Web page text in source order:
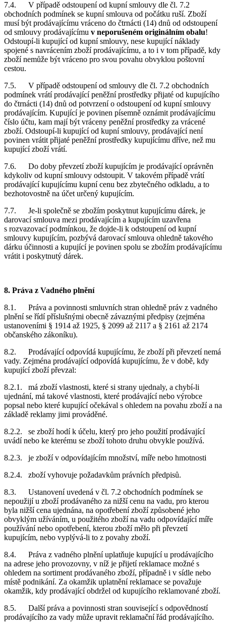
7.4. V případě odstoupení od kupní smlouvy dle čl. 7.2
obchodních podmínek se kupní smlouva od počátku ruší. Zboží
musí být prodávajícímu vráceno do čtrnácti (14) dnů od odstoupení
od smlouvy prodávajícímu v neporušeném originálním obalu!
Odstoupí-li kupující od kupní smlouvy, nese kupující náklady
spojené s navrácením zboží prodávajícímu, a to i v tom případě, kdy
zboží nemůže být vráceno pro svou povahu obvyklou poštovní
cestou.
7.5. V případě odstoupení od smlouvy dle čl. 7.2 obchodních
podmínek vrátí prodávající peněžní prostředky přijaté od kupujícího
do čtrnácti (14) dnů od potvrzení o odstoupení od kupní smlouvy
prodávajícím. Kupující je povinen písemně oznámit prodávajícímu
číslo účtu, kam mají být vráceny peněžní prostředky za vrácené
zboží. Odstoupí-li kupující od kupní smlouvy, prodávající není
povinen vrátit přijaté peněžní prostředky kupujícímu dříve, než mu
kupující zboží vrátí.
7.6. Do doby převzetí zboží kupujícím je prodávající oprávněn
kdykoliv od kupní smlouvy odstoupit. V takovém případě vrátí
prodávající kupujícímu kupní cenu bez zbytečného odkladu, a to
bezhotovostně na účet určený kupujícím.
7.7. Je-li společně se zbožím poskytnut kupujícímu dárek, je
darovací smlouva mezi prodávajícím a kupujícím uzavřena
s rozvazovací podmínkou, že dojde-li k odstoupení od kupní
smlouvy kupujícím, pozbývá darovací smlouva ohledně takového
dárku účinnosti a kupující je povinen spolu se zbožím prodávajícímu
vrátit i poskytnutý dárek.
8. Práva z Vadného plnění
8.1. Práva a povinnosti smluvních stran ohledně práv z vadného
plnění se řídí příslušnými obecně závaznými předpisy (zejména
ustanoveními § 1914 až 1925, § 2099 až 2117 a § 2161 až 2174
občanského zákoníku).
8.2. Prodávající odpovídá kupujícímu, že zboží při převzetí nemá
vady. Zejména prodávající odpovídá kupujícímu, že v době, kdy
kupující zboží převzal:
8.2.1. má zboží vlastnosti, které si strany ujednaly, a chybí-li
ujednání, má takové vlastnosti, které prodávající nebo výrobce
popsal nebo které kupující očekával s ohledem na povahu zboží a na
základě reklamy jimi prováděné.
8.2.2. se zboží hodí k účelu, který pro jeho použití prodávající
uvádí nebo ke kterému se zboží tohoto druhu obvykle používá.
8.2.3. je zboží v odpovídajícím množství, míře nebo hmotnosti
8.2.4. zboží vyhovuje požadavkům právních předpisů.
8.3. Ustanovení uvedená v čl. 7.2 obchodních podmínek se
nepoužijí u zboží prodávaného za nižší cenu na vadu, pro kterou
byla nižší cena ujednána, na opotřebení zboží způsobené jeho
obvyklým užíváním, u použitého zboží na vadu odpovídající míře
používání nebo opotřebení, kterou zboží mělo při převzetí
kupujícím, nebo vyplývá-li to z povahy zboží.
8.4. Práva z vadného plnění uplatňuje kupující u prodávajícího
na adrese jeho provozovny, v níž je přijetí reklamace možné s
ohledem na sortiment prodávaného zboží, případně i v sídle nebo
místě podnikání. Za okamžik uplatnění reklamace se považuje
okamžik, kdy prodávající obdržel od kupujícího reklamované zboží.
8.5. Další práva a povinnosti stran související s odpovědností
prodávajícího za vady může upravit reklamační řád prodávajícího.